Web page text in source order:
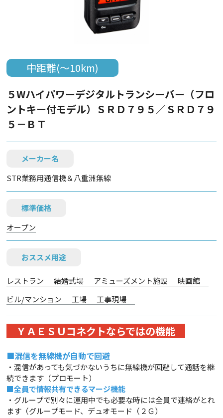
中距離(～10km)
５Wハイパワーデジタルトランシーバー（フロ
ントキー付モデル）ＳＲＤ７９５／ＳＲＤ７９
５－ＢＴ
メーカー名
STR業務用通信機＆八重洲無線
標準価格
オープン
おススメ用途
レストラン 結婚式場 アミューズメント施設
映画館
ビル/マンション
工場 工事現場
ＹＡＥＳＵコネクトならではの機能
■混信を無線機が自動で回避
・混信があっても気づかないうちに無線機が回避して通話を継
続できます（プロモート）
■全員で情報共有できるマージ機能
・グループで別々に運用中でも必要な時には全員で連絡がとれ
ます（グループモード、デュオモード（２Ｇ）